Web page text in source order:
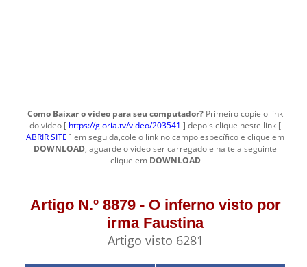
Como Baixar o vídeo para seu computador? Primeiro copie o link
do video [ https://gloria.tv/video/203541 ] depois clique neste link [
ABRIR SITE ] em seguida,cole o link no campo específico e clique em
DOWNLOAD, aguarde o vídeo ser carregado e na tela seguinte
clique em DOWNLOAD
Artigo N.º 8879 - O inferno visto por
irma Faustina
Artigo visto 6281